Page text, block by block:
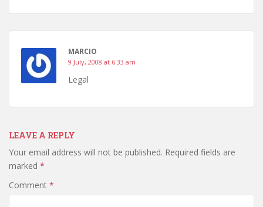
MARCIO
9 July, 2008 at 6:33 am
Legal
LEAVE A REPLY
Your email address will not be published. Required fields are
marked *
Comment *